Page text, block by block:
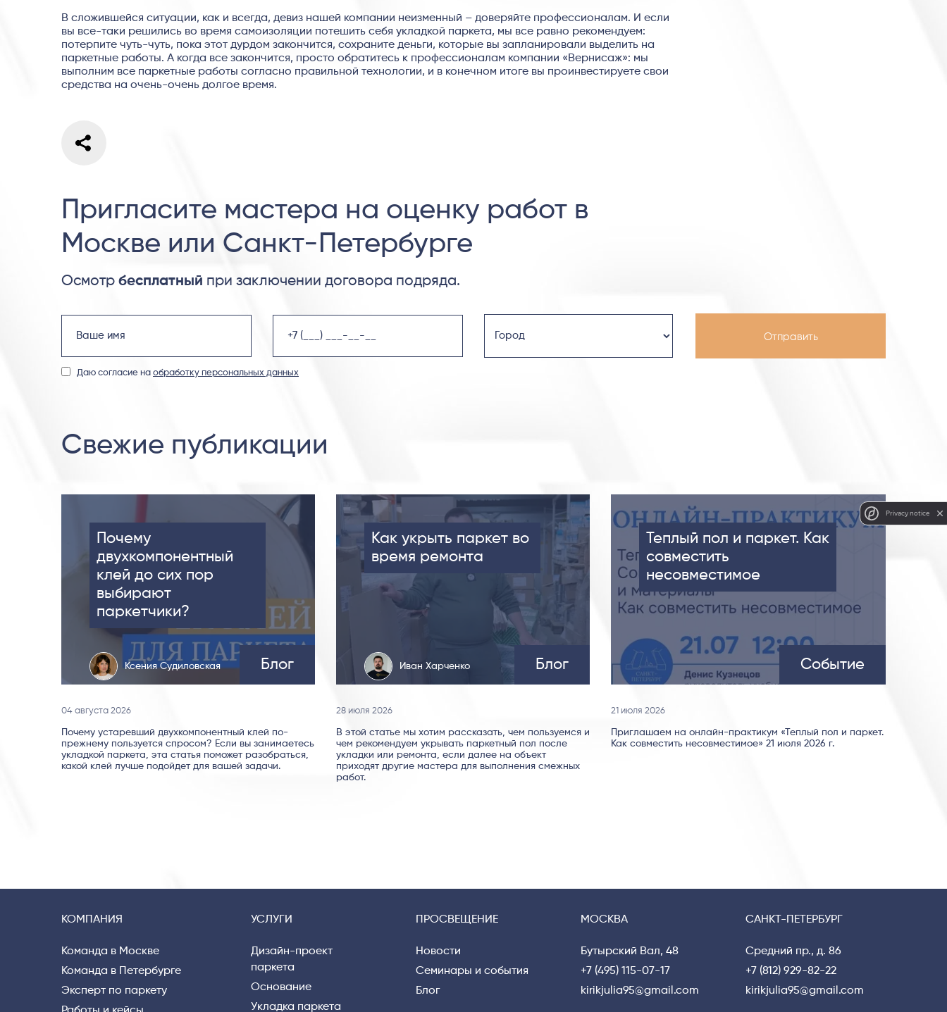
В сложившейся ситуации, как и всегда, девиз нашей компании неизменный – доверяйте профессионалам. И если
вы все-таки решились во время самоизоляции потешить себя укладкой паркета, мы все равно рекомендуем:
потерпите чуть-чуть, пока этот дурдом закончится, сохраните деньги, которые вы запланировали выделить на
паркетные работы. А когда все закончится, просто обратитесь к профессионалам компании «Вернисаж»: мы
выполним все паркетные работы согласно правильной технологии, и в конечном итоге вы проинвестируете свои
средства на очень-очень долгое время.
Пригласите мастера на оценку работ в
Москве или Санкт-Петербурге
Осмотр бесплатный при заключении договора подряда.
Даю согласие на обработку персональных данных
Свежие публикации
Почему
двухкомпонентный
клей до сих пор
выбирают
паркетчики?
Ксения Судиловская Блог
04 августа 2026
Почему устаревший двухкомпонентный клей по-
прежнему пользуется спросом? Если вы занимаетесь
укладкой паркета, эта статья поможет разобраться,
какой клей лучше подойдет для вашей задачи.
Как укрыть паркет во
время ремонта
Иван Харченко Блог
28 июля 2026
В этой статье мы хотим рассказать, чем пользуемся и
чем рекомендуем укрывать паркетный пол после
укладки или ремонта, если далее на объект
приходят другие мастера для выполнения смежных
работ.
Теплый пол и паркет. Как
совместить
несовместимое
Событие
21 июля 2026
Приглашаем на онлайн-практикум «Теплый пол и паркет.
Как совместить несовместимое» 21 июля 2026 г.
КОМПАНИЯ
Команда в Москве
Команда в Петербурге
Эксперт по паркету
УСЛУГИ
Дизайн-проект
паркета
Основание
Укладка паркета
ПРОСВЕЩЕНИЕ
Новости
Семинары и события
Блог
МОСКВА
Бутырский Вал, 48
+7 (495) 115-07-17
kirikjulia95@gmail.com
САНКТ-ПЕТЕРБУРГ
Средний пр., д. 86
+7 (812) 929-82-22
kirikjulia95@gmail.com
Privacy notice